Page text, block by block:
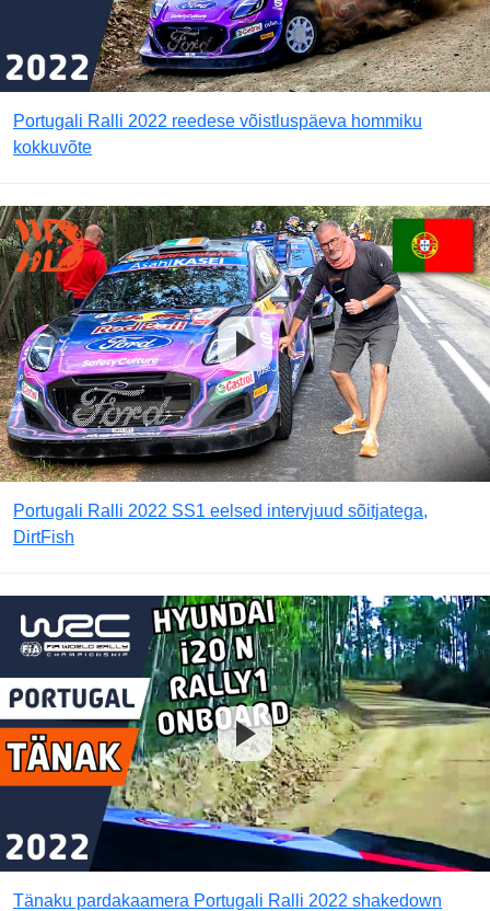
Portugali Ralli 2022 reedese võistluspäeva hommiku
kokkuvõte
Portugali Ralli 2022 SS1 eelsed intervjuud sõitjatega,
DirtFish
Tänaku pardakaamera Portugali Ralli 2022 shakedown